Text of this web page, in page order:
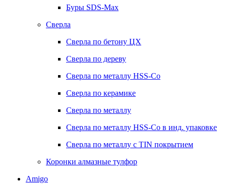
Буры SDS-Max
Сверла
Сверла по бетону ЦХ
Сверла по дереву
Сверла по металлу HSS-Co
Сверла по керамике
Сверла по металлу
Сверла по металлу HSS-Co в инд. упаковке
Сверла по металлу с TIN покрытием
Коронки алмазные тулфор
Amigo